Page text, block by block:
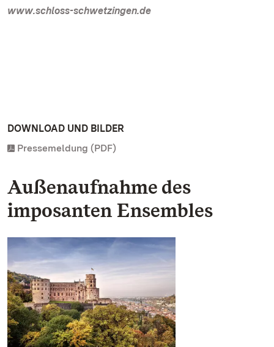
www.schloss-schwetzingen.de
DOWNLOAD UND BILDER
Pressemeldung (PDF)
Außenaufnahme des
imposanten Ensembles